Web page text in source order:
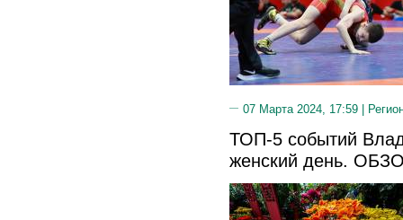
07 Марта 2024, 17:59 |
ТОП-5 событий
женский день.